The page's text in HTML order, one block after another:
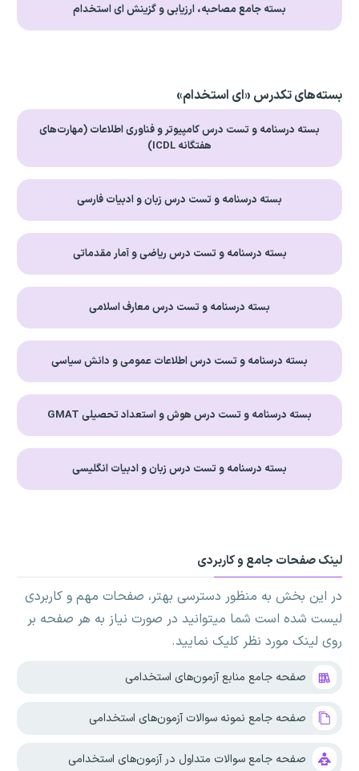
بسته جامع مصاحبه، ارزیابی و گزینش ای استخدام
بسته‌های تکدرس «ای استخدام»
بسته درسنامه و تست درس کامپیوتر و فناوری اطلاعات (مهارت‌های
هفتگانه ICDL)
بسته درسنامه و تست درس زبان و ادبیات فارسی
بسته درسنامه و تست درس ریاضی و آمار مقدماتی
بسته درسنامه و تست درس معارف اسلامی
بسته درسنامه و تست درس اطلاعات عمومی و دانش سیاسی
بسته درسنامه و تست درس هوش و استعداد تحصیلی GMAT
بسته درسنامه و تست درس زبان و ادبیات انگلیسی
لینک صفحات جامع و کاربردی
در این بخش به منظور دسترسی بهتر، صفحات مهم و کاربردی
لیست شده است شما میتوانید در صورت نیاز به هر صفحه بر
روی لینک مورد نظر کلیک نمایید.
صفحه جامع منابع آزمون‌های استخدامی
صفحه جامع نمونه سوالات آزمون‌های استخدامی
صفحه جامع سوالات متداول در آزمون‌های استخدامی